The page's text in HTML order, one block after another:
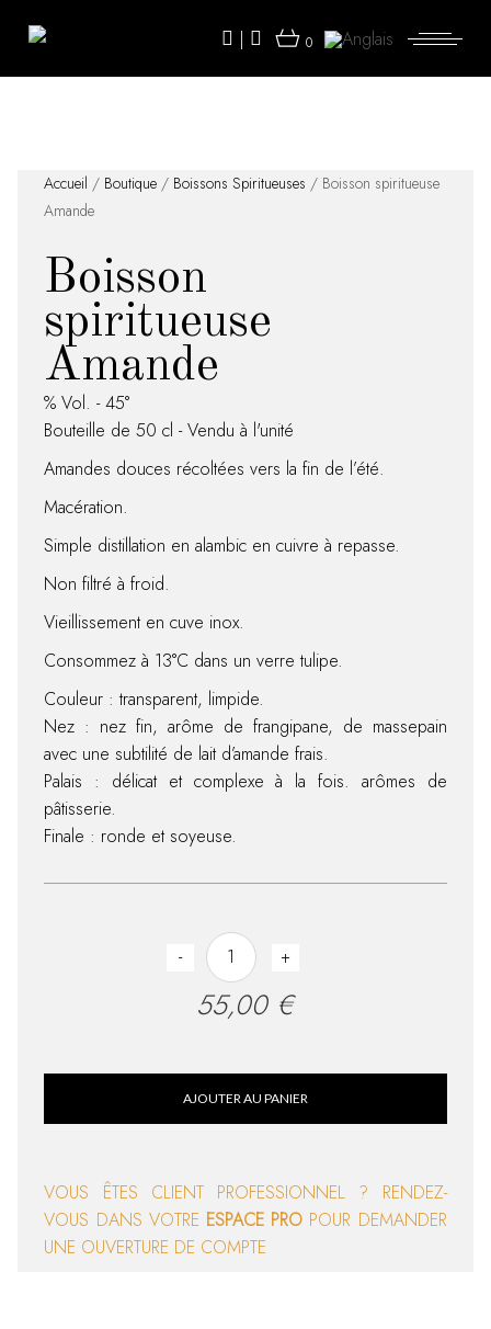
| 0
Accueil / Boutique / Boissons Spiritueuses / Boisson spiritueuse
Amande
Boisson
spiritueuse
Amande
% Vol. - 45°
Bouteille de 50 cl - Vendu à l'unité
Amandes douces récoltées vers la fin de l’été.
Macération.
Simple distillation en alambic en cuivre à repasse.
Non filtré à froid.
Vieillissement en cuve inox.
Consommez à 13°C dans un verre tulipe.
Couleur : transparent, limpide.
Nez : nez fin, arôme de frangipane, de massepain
avec une subtilité de lait d’amande frais.
Palais : délicat et complexe à la fois. arômes de
pâtisserie.
Finale : ronde et soyeuse.
Amande quantity
- +
55,00 €
AJOUTER AU PANIER
VOUS ÊTES CLIENT PROFESSIONNEL ? RENDEZ-
VOUS DANS VOTRE ESPACE PRO POUR DEMANDER
UNE OUVERTURE DE COMPTE